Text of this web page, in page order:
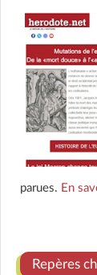
parues. En
Repères